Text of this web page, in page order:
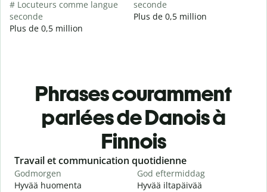
# Locuteurs comme langue
seconde
Plus de 0,5 million
seconde
Plus de 0,5 million
Phrases couramment
parlées de Danois à
Finnois
Slide 1 of 6
Travail et communication quotidienne
Godmorgen
Hyvää huomenta
God eftermiddag
Hyvää iltapäivää